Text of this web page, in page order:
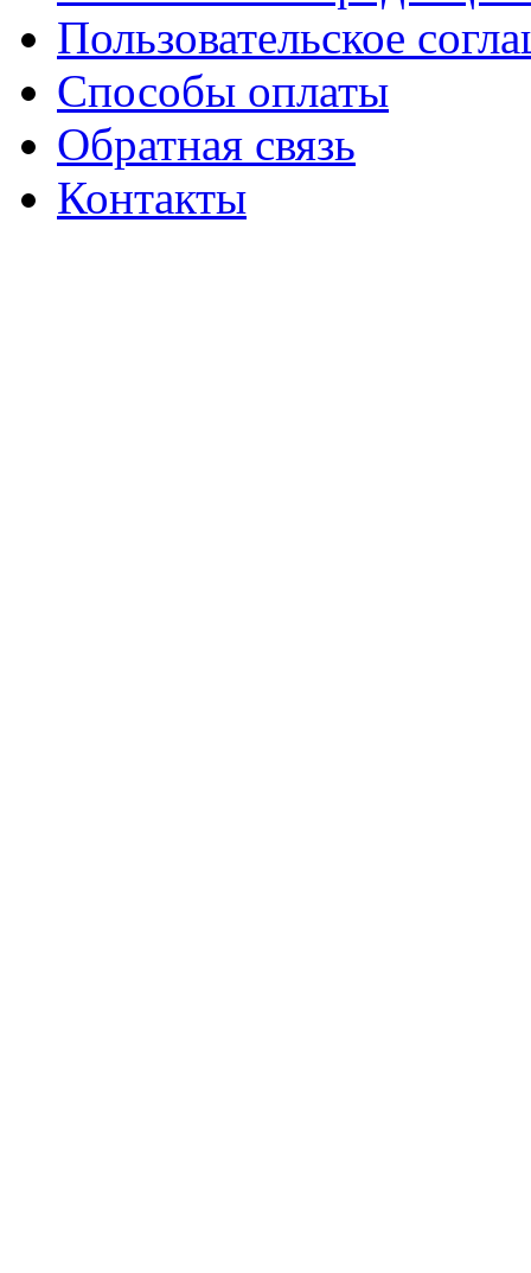
Пользовательское
Способы оплаты
Обратная связь
Контакты